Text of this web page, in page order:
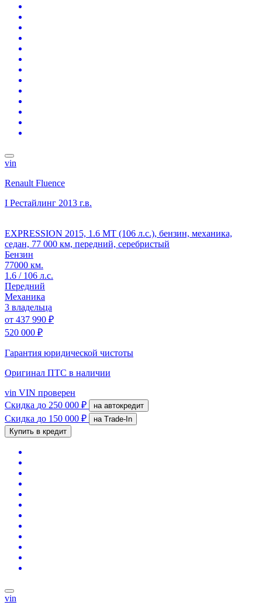
vin
Renault Fluence
I Рестайлинг 2013 г.в.
EXPRESSION 2015, 1.6 MT (106 л.с.), бензин, механика,
седан, 77 000 км, передний, серебристый
Бензин
77000 км.
1.6 / 106 л.с.
Передний
Механика
3 владельца
от 437 990 ₽
520 000 ₽
Гарантия юридической чистоты
Оригинал ПТС в наличии
vin VIN проверен
Скидка до 250 000 ₽ на автокредит
Скидка до 150 000 ₽
на Trade-In
Купить в кредит
vin